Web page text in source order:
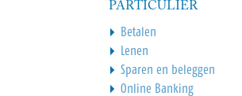
PARTICULIER
Betalen
Lenen
Sparen en beleggen
Online Banking